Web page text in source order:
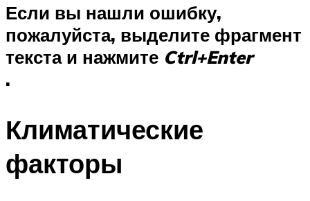
Если вы нашли ошибку,
пожалуйста, выделите фрагмент
текста и нажмите Ctrl+Enter
.
Климатические
факторы